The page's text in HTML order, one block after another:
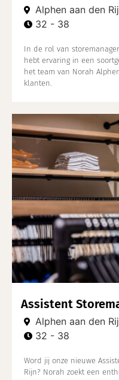
Alphen aan den
32 - 38
In de rol van
hebt ervaring in een
het team van Norah
klanten.
Assistent
Alphen aan den
32 - 38
Word jij onze nieuwe
Rijn? Norah zoekt een